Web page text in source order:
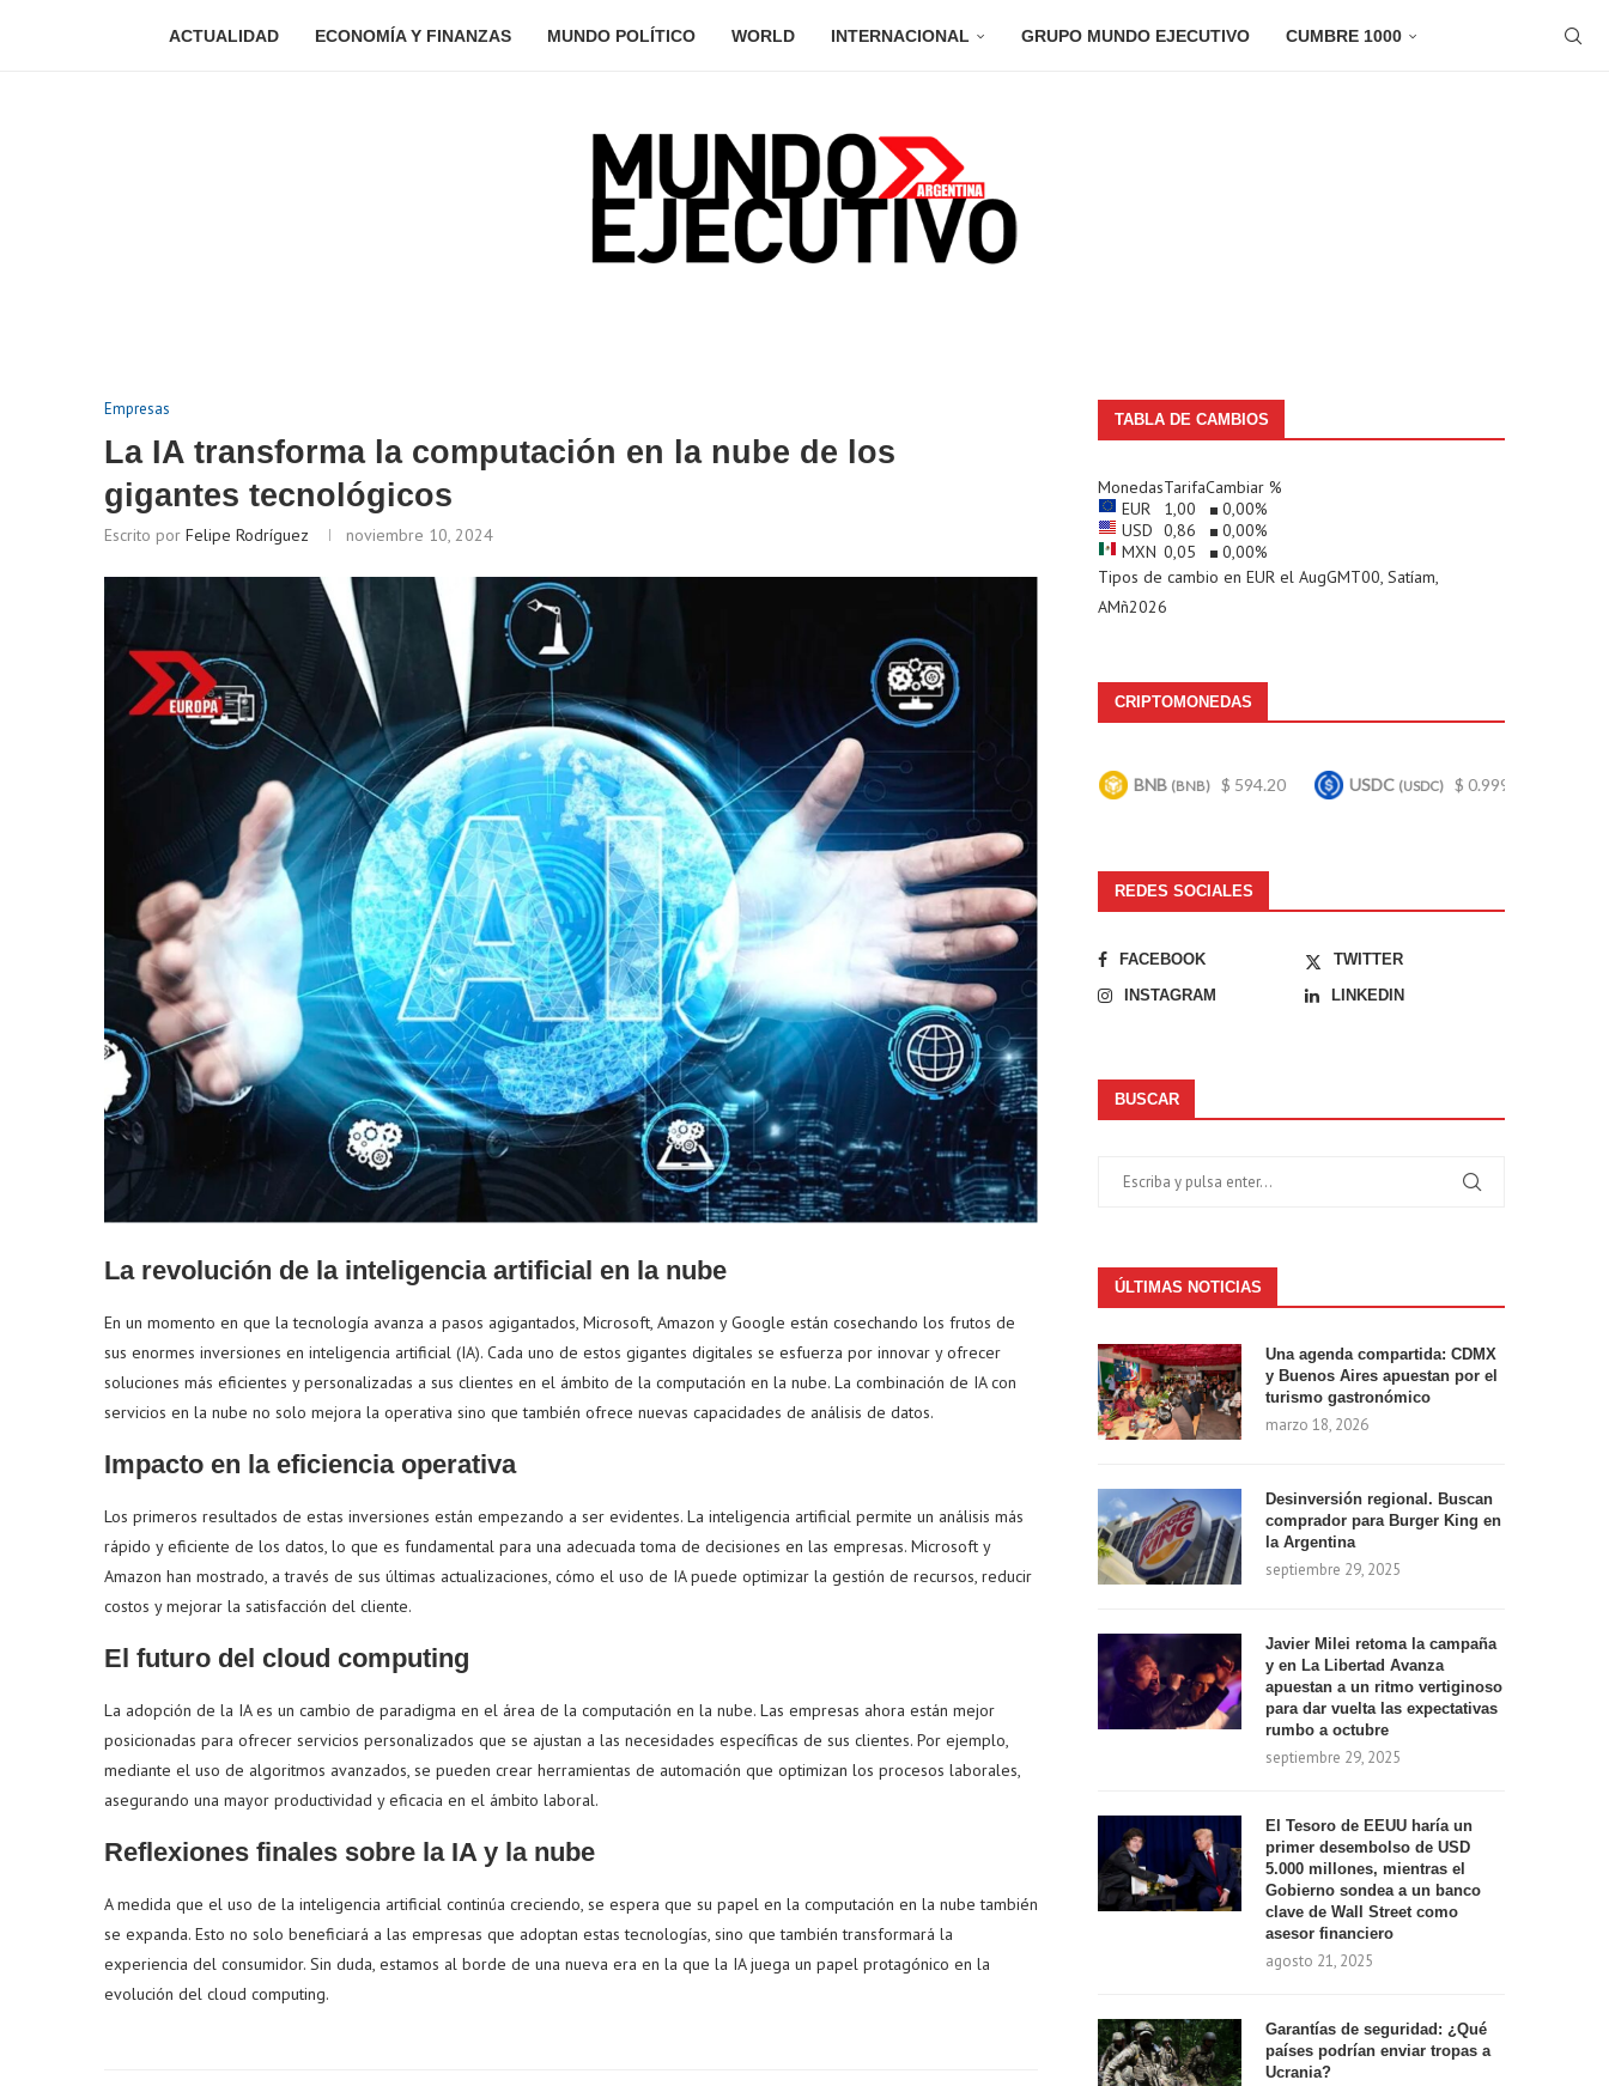
ACTUALIDAD ECONOMÍA Y FINANZAS MUNDO POLÍTICO WORLD INTERNACIONAL GRUPO MUNDO EJECUTIVO CUMBRE 1000
Empresas
La IA transforma la computación en la nube de los
gigantes tecnológicos
Escrito por Felipe Rodríguez noviembre 10, 2024
La revolución de la inteligencia artificial en la nube
En un momento en que la tecnología avanza a pasos agigantados, Microsoft, Amazon y Google están cosechando los frutos de
sus enormes inversiones en inteligencia artificial (IA). Cada uno de estos gigantes digitales se esfuerza por innovar y ofrecer
soluciones más eficientes y personalizadas a sus clientes en el ámbito de la computación en la nube. La combinación de IA con
servicios en la nube no solo mejora la operativa sino que también ofrece nuevas capacidades de análisis de datos.
Impacto en la eficiencia operativa
Los primeros resultados de estas inversiones están empezando a ser evidentes. La inteligencia artificial permite un análisis más
rápido y eficiente de los datos, lo que es fundamental para una adecuada toma de decisiones en las empresas. Microsoft y
Amazon han mostrado, a través de sus últimas actualizaciones, cómo el uso de IA puede optimizar la gestión de recursos, reducir
costos y mejorar la satisfacción del cliente.
El futuro del cloud computing
La adopción de la IA es un cambio de paradigma en el área de la computación en la nube. Las empresas ahora están mejor
posicionadas para ofrecer servicios personalizados que se ajustan a las necesidades específicas de sus clientes. Por ejemplo,
mediante el uso de algoritmos avanzados, se pueden crear herramientas de automación que optimizan los procesos laborales,
asegurando una mayor productividad y eficacia en el ámbito laboral.
Reflexiones finales sobre la IA y la nube
A medida que el uso de la inteligencia artificial continúa creciendo, se espera que su papel en la computación en la nube también
se expanda. Esto no solo beneficiará a las empresas que adoptan estas tecnologías, sino que también transformará la
experiencia del consumidor. Sin duda, estamos al borde de una nueva era en la que la IA juega un papel protagónico en la
evolución del cloud computing.
TABLA DE CAMBIOS
MonedasTarifaCambiar %
EUR
1,00 0,00%
USD 0,86 0,00%
MXN 0,05 0,00%
Tipos de cambio en EUR el AugGMT00, Satíam,
AMñ2026
CRIPTOMONEDAS
Bitcoin(BTC) $ 64,962.00 Ethereum(ETH) $ 1,914.70 Tether (USDT) $ 0.999527 BNB $ 594.20 USDC(USDC) $ 0.999742 Bitcoin
REDES SOCIALES
FACEBOOK
TWITTER
INSTAGRAM
LINKEDIN
BUSCAR
ÚLTIMAS NOTICIAS
Una agenda compartida: CDMX
y Buenos Aires apuestan por el
turismo gastronómico
marzo 18, 2026
Desinversión regional. Buscan
comprador para Burger King en
la Argentina
septiembre 29, 2025
Javier Milei retoma la campaña
y en La Libertad Avanza
apuestan a un ritmo vertiginoso
para dar vuelta las expectativas
rumbo a octubre
septiembre 29, 2025
El Tesoro de EEUU haría un
primer desembolso de USD
5.000 millones, mientras el
Gobierno sondea a un banco
clave de Wall Street como
asesor financiero
agosto 21, 2025
Garantías de seguridad: ¿Qué
países podrían enviar tropas a
Ucrania?